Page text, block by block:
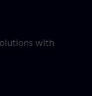
with